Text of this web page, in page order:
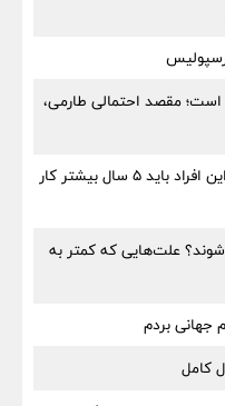
است؛ مقصد احتمالی طارمی،
شرط جدید بازنشستگی اجرایی شد؛ این افراد باید ۵ سال بیشتر کار
علت‌هایی که کمتر به
جهانی بردم